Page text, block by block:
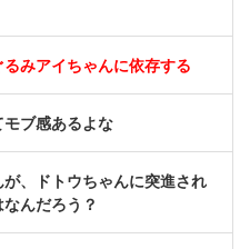
るみアイちゃんに依存する
モブ感あるよな
が、ドトウちゃんに突進され
んだろう？